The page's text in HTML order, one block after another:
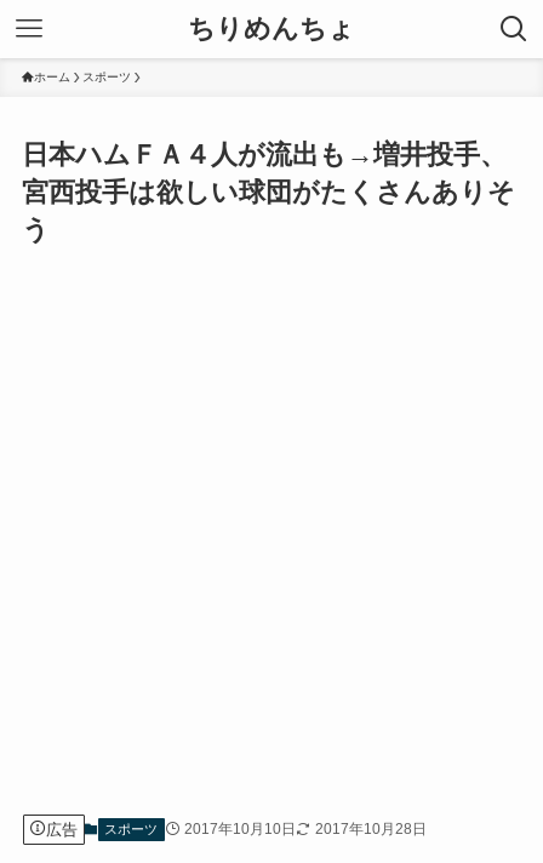
ちりめんちょ
ホーム スポーツ
日本ハムＦＡ４人が流出も→増井投手、
宮西投手は欲しい球団がたくさんありそ
う
広告 スポーツ 2017年10月10日 2017年10月28日